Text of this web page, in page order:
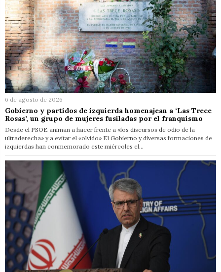
6 de agosto de 2026
Gobierno y partidos de izquierda homenajean a ‘Las Trece
Rosas’, un grupo de mujeres fusiladas por el franquismo
Desde el PSOE animan a hacer frente a «los discursos de odio de la
ultraderecha» y a evitar el «olvido» El Gobierno y diversas formaciones de
izquierdas han conmemorado este miércoles el…